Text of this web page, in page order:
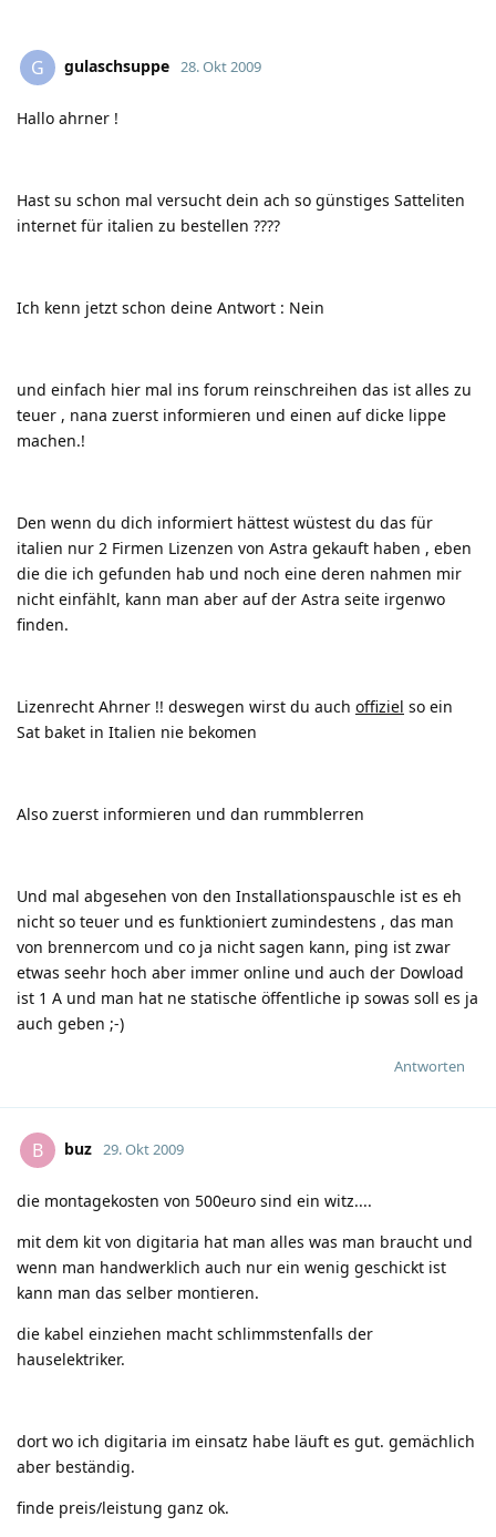
G gulaschsuppe 28. Okt 2009
Hallo ahrner !
Hast su schon mal versucht dein ach so günstiges Satteliten
internet für italien zu bestellen ????
Ich kenn jetzt schon deine Antwort : Nein
und einfach hier mal ins forum reinschreihen das ist alles zu
teuer , nana zuerst informieren und einen auf dicke lippe
machen.!
Den wenn du dich informiert hättest wüstest du das für
italien nur 2 Firmen Lizenzen von Astra gekauft haben , eben
die die ich gefunden hab und noch eine deren nahmen mir
nicht einfählt, kann man aber auf der Astra seite irgenwo
finden.
Lizenrecht Ahrner !! deswegen wirst du auch offiziel so ein
Sat baket in Italien nie bekomen
Also zuerst informieren und dan rummblerren
Und mal abgesehen von den Installationspauschle ist es eh
nicht so teuer und es funktioniert zumindestens , das man
von brennercom und co ja nicht sagen kann, ping ist zwar
etwas seehr hoch aber immer online und auch der Dowload
ist 1 A und man hat ne statische öffentliche ip sowas soll es ja
auch geben ;-)
Antworten
B buz 29. Okt 2009
die montagekosten von 500euro sind ein witz....
mit dem kit von digitaria hat man alles was man braucht und
wenn man handwerklich auch nur ein wenig geschickt ist
kann man das selber montieren.
die kabel einziehen macht schlimmstenfalls der
hauselektriker.
dort wo ich digitaria im einsatz habe läuft es gut. gemächlich
aber beständig.
finde preis/leistung ganz ok.